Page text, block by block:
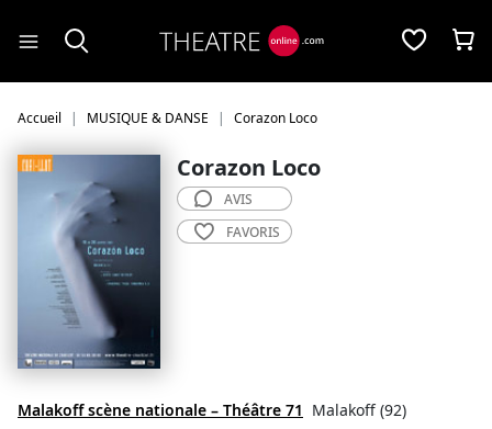
Accueil MUSIQUE & DANSE Corazon Loco
Corazon Loco
Malakoff scène nationale – Théâtre 71 Malakoff (92)
AVIS
FAVORIS